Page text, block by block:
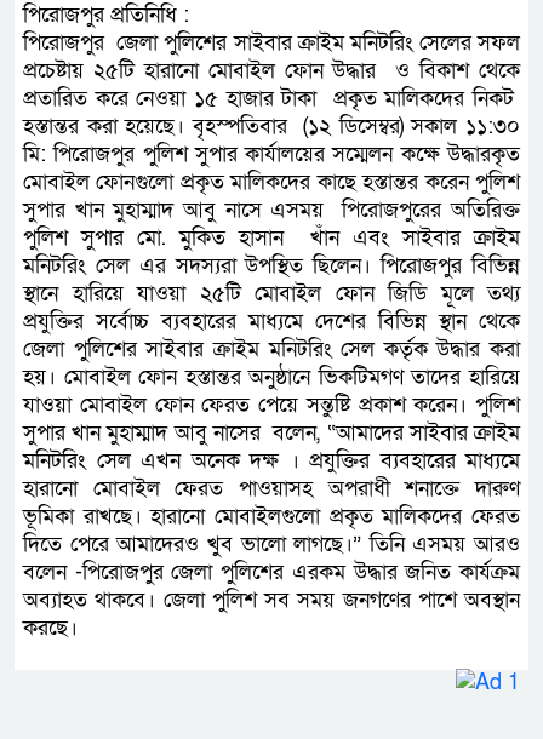
পিরোজপুর প্রতিনিধি :
পিরোজপুর জেলা পুলিশের সাইবার ক্রাইম মনিটরিং সেলের সফল
প্রচেষ্টায় ২৫টি হারানো মোবাইল ফোন উদ্ধার ও বিকাশ থেকে
প্রতারিত করে নেওয়া ১৫ হাজার টাকা প্রকৃত মালিকদের নিকট
হস্তান্তর করা হয়েছে। বৃহস্পতিবার (১২ ডিসেম্বর) সকাল ১১:৩০
মি: পিরোজপুর পুলিশ সুপার কার্যালয়ের সম্মেলন কক্ষে উদ্ধারকৃত
মোবাইল ফোনগুলো প্রকৃত মালিকদের কাছে হস্তান্তর করেন পুলিশ
সুপার খান মুহাম্মাদ আবু নাসে এসময় পিরোজপুরের অতিরিক্ত
পুলিশ সুপার মো. মুকিত হাসান খাঁন এবং সাইবার ক্রাইম
মনিটরিং সেল এর সদস্যরা উপস্থিত ছিলেন। পিরোজপুর বিভিন্ন
স্থানে হারিয়ে যাওয়া ২৫টি মোবাইল ফোন জিডি মূলে তথ্য
প্রযুক্তির সর্বোচ্চ ব্যবহারের মাধ্যমে দেশের বিভিন্ন স্থান থেকে
জেলা পুলিশের সাইবার ক্রাইম মনিটরিং সেল কর্তৃক উদ্ধার করা
হয়। মোবাইল ফোন হস্তান্তর অনুষ্ঠানে ভিকটিমগণ তাদের হারিয়ে
যাওয়া মোবাইল ফোন ফেরত পেয়ে সন্তুষ্টি প্রকাশ করেন। পুলিশ
সুপার খান মুহাম্মাদ আবু নাসের বলেন, “আমাদের সাইবার ক্রাইম
মনিটরিং সেল এখন অনেক দক্ষ । প্রযুক্তির ব্যবহারের মাধ্যমে
হারানো মোবাইল ফেরত পাওয়াসহ অপরাধী শনাক্তে দারুণ
ভূমিকা রাখছে। হারানো মোবাইলগুলো প্রকৃত মালিকদের ফেরত
দিতে পেরে আমাদেরও খুব ভালো লাগছে।” তিনি এসময় আরও
বলেন -পিরোজপুর জেলা পুলিশের এরকম উদ্ধার জনিত কার্যক্রম
অব্যাহত থাকবে। জেলা পুলিশ সব সময় জনগণের পাশে অবস্থান
করছে।